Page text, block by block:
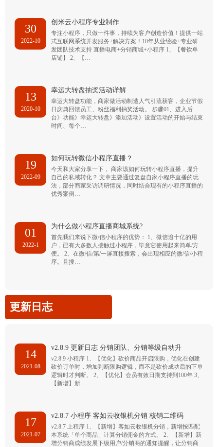
30
2022-10
创米云小程序专业制作
专注小程序，只做一件事，持续为客户创造价值！提供一站
式互联网系统开发服务+解决方案！10年从业经验+专业研
发团队技术支持 直播电商+分销商城+小程序 1、【餐饮单
店铺】 2、【…
13
2020-10
幸运大转盘抽奖活动详解
幸运大转盘功能，商家做活动制造人气引流获客，企业节假
日庆典回馈员工、粉丝福利抽奖活动。 步骤01、进入后
台》功能》幸运大转盘》添加活动》设置活动的开始与结束
时间、每个…
19
2022-09
如何玩转微信小程序直播？
今天和大家分享一下， 商家该如何玩转小程序直播，提升
自己的私域转化？ 文章主要通过复盘自家小程序直播的玩
法，部分商家采访调研情况，同时结合现有的小程序直播的
优秀案例…
01
2022-1
为什么做小程序直播商城系统?
首先我们来说下微/信小程序的优势： 1、微信逾十亿的用
户，已有大多数人接触过小程序，毕竟它使用起来简单/方
便。 2、在微/信/第/一屏直接搜索，会出现相应的微/信/小程
序。且搜…
更新日志
14
2021-08
v2.8.9 更新日志 分销团队、分销等级自动升
v2.8.9 小程序 1、【优化】砍价商品开启限购，优化在创建
砍价订单时，增加判断限购逻辑，而不是砍价成功后的下单
逻辑时才判断。 2、【优化】会员有效日期支持到100年 3、
【新增】新…
17
2021-07
v2.8.7 小程序 客如云收银机分销 核销二维码
v2.8.7 上程序 1、【新增】客如云收银机分销，新增按匹配
本系统「单个商品」计算分销佣金的方式。 2、【新增】新
增分销商成绩发展下级用户/分销商的通知提醒，让分销商